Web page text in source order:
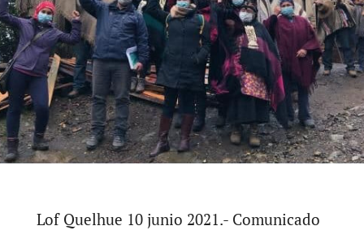
Lof Quelhue 10 junio 2021.- Comunicado